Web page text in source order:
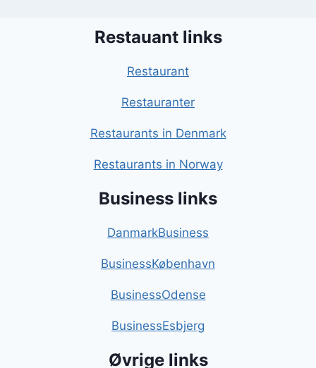
Restauant links
Restaurant
Restauranter
Restaurants in Denmark
Restaurants in Norway
Business links
DanmarkBusiness
BusinessKøbenhavn
BusinessOdense
BusinessEsbjerg
Øvrige links